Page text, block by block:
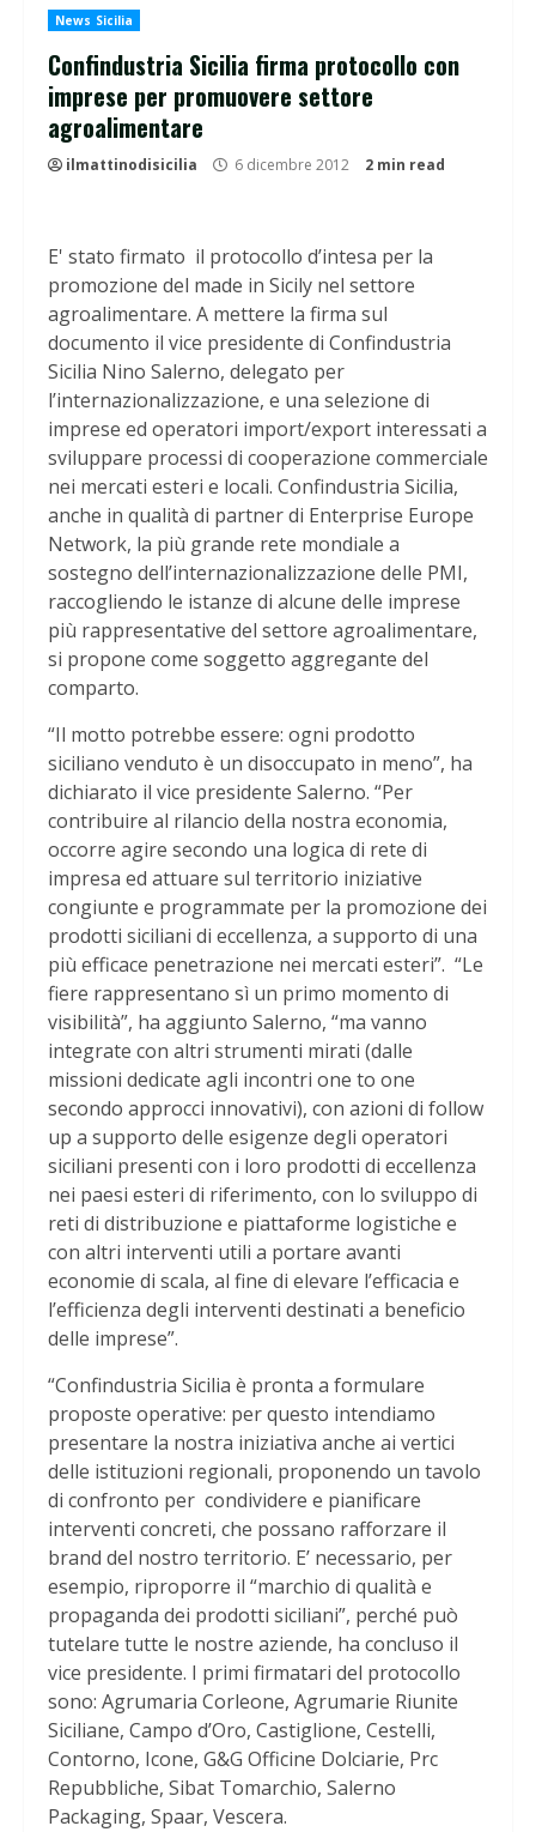
News Sicilia
Confindustria Sicilia firma protocollo con
imprese per promuovere settore
agroalimentare
ilmattinodisicilia 6 dicembre 2012 2 min read
E' stato firmato il protocollo d’intesa per la
promozione del made in Sicily nel settore
agroalimentare. A mettere la firma sul
documento il vice presidente di Confindustria
Sicilia Nino Salerno, delegato per
l’internazionalizzazione, e una selezione di
imprese ed operatori import/export interessati a
sviluppare processi di cooperazione commerciale
nei mercati esteri e locali. Confindustria Sicilia,
anche in qualità di partner di Enterprise Europe
Network, la più grande rete mondiale a
sostegno dell’internazionalizzazione delle PMI,
raccogliendo le istanze di alcune delle imprese
più rappresentative del settore agroalimentare,
si propone come soggetto aggregante del
comparto.
“Il motto potrebbe essere: ogni prodotto
siciliano venduto è un disoccupato in meno”, ha
dichiarato il vice presidente Salerno. “Per
contribuire al rilancio della nostra economia,
occorre agire secondo una logica di rete di
impresa ed attuare sul territorio iniziative
congiunte e programmate per la promozione dei
prodotti siciliani di eccellenza, a supporto di una
più efficace penetrazione nei mercati esteri”. “Le
fiere rappresentano sì un primo momento di
visibilità”, ha aggiunto Salerno, “ma vanno
integrate con altri strumenti mirati (dalle
missioni dedicate agli incontri one to one
secondo approcci innovativi), con azioni di follow
up a supporto delle esigenze degli operatori
siciliani presenti con i loro prodotti di eccellenza
nei paesi esteri di riferimento, con lo sviluppo di
reti di distribuzione e piattaforme logistiche e
con altri interventi utili a portare avanti
economie di scala, al fine di elevare l’efficacia e
l’efficienza degli interventi destinati a beneficio
delle imprese”.
“Confindustria Sicilia è pronta a formulare
proposte operative: per questo intendiamo
presentare la nostra iniziativa anche ai vertici
delle istituzioni regionali, proponendo un tavolo
di confronto per condividere e pianificare
interventi concreti, che possano rafforzare il
brand del nostro territorio. E’ necessario, per
esempio, riproporre il “marchio di qualità e
propaganda dei prodotti siciliani”, perché può
tutelare tutte le nostre aziende, ha concluso il
vice presidente. I primi firmatari del protocollo
sono: Agrumaria Corleone, Agrumarie Riunite
Siciliane, Campo d’Oro, Castiglione, Cestelli,
Contorno, Icone, G&G Officine Dolciarie, Prc
Repubbliche, Sibat Tomarchio, Salerno
Packaging, Spaar, Vescera.